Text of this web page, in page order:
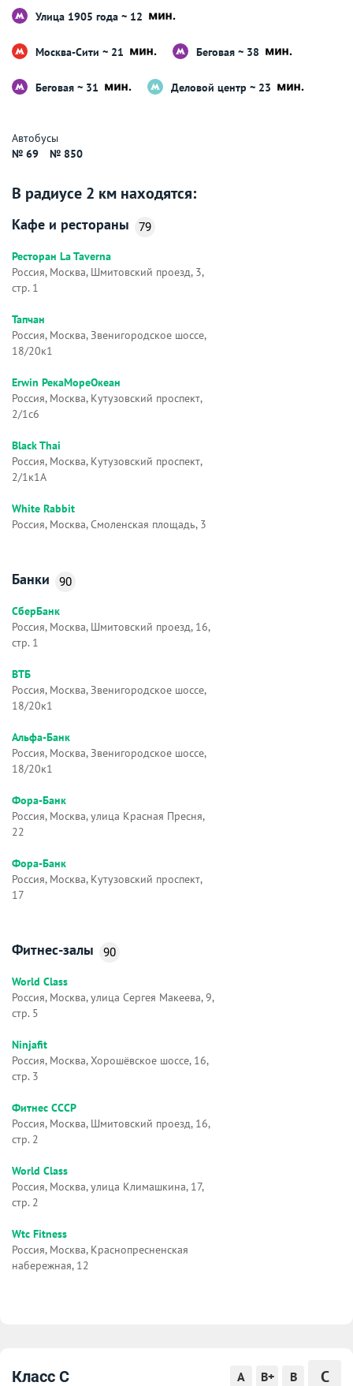
Улица 1905 года ~ 12
Москва-Сити ~ 21 Беговая ~ 38
Беговая ~ 31 Деловой центр ~ 23
Автобусы
№ 69
№ 850
В радиусе 2 км находятся:
Кафе и рестораны 79
Ресторан La Taverna
Россия, Москва, Шмитовский проезд, 3,
стр. 1
Тапчан
Россия, Москва, Звенигородское шоссе,
18/20к1
Erwin РекаМореОкеан
Россия, Москва, Кутузовский проспект,
2/1с6
Black Thai
Россия, Москва, Кутузовский проспект,
2/1к1А
White Rabbit
Россия, Москва, Смоленская площадь, 3
Банки 90
СберБанк
Россия, Москва, Шмитовский проезд, 16,
стр. 1
ВТБ
Россия, Москва, Звенигородское шоссе,
18/20к1
Альфа-Банк
Россия, Москва, Звенигородское шоссе,
18/20к1
Фора-Банк
Россия, Москва, улица Красная Пресня,
22
Фора-Банк
Россия, Москва, Кутузовский проспект,
17
Фитнес-залы 90
World Class
Россия, Москва, улица Сергея Макеева, 9,
стр. 5
Ninjafit
Россия, Москва, Хорошёвское шоссе, 16,
стр. 3
Фитнес СССР
Россия, Москва, Шмитовский проезд, 16,
стр. 2
World Class
Россия, Москва, улица Климашкина, 17,
стр. 2
Wtc Fitness
Россия, Москва, Краснопресненская
набережная, 12
Класс C A B+ B C